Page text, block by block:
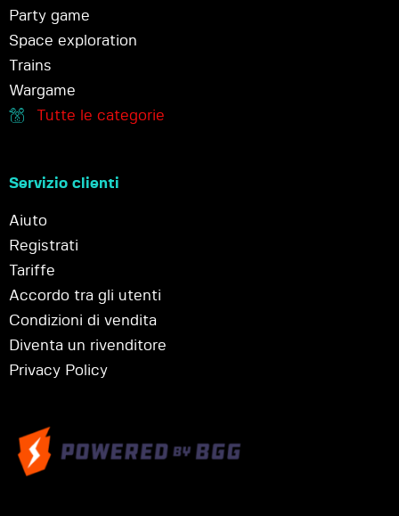
Party game
Space exploration
Trains
Wargame
Tutte le categorie
Servizio clienti
Aiuto
Registrati
Tariffe
Accordo tra gli utenti
Condizioni di vendita
Diventa un rivenditore
Privacy Policy